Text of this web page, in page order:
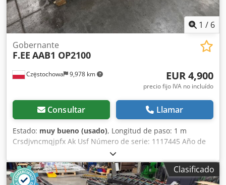
1 / 6
Częstochowa 9,978 km
Gobernante
F.EE AAB1 OP2100
EUR 4,900
precio fijo IVA no incluído
Consultar Llamar
Estado: muy bueno (usado), Longitud de paso: 1 m
Crsdjvncmqjpfx Ak Usf Número de serie: 1117445 Año de
producción: 2012 Peso: 1700kg Universal sin sincronización
Clasificado